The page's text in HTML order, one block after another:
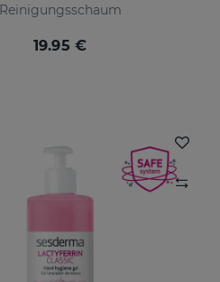
Reinigungsschaum
19.95 €